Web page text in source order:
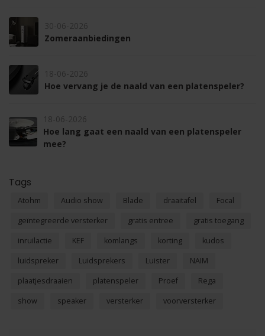
30-06-2026
Zomeraanbiedingen
18-06-2026
Hoe vervang je de naald van een platenspeler?
18-06-2026
Hoe lang gaat een naald van een platenspeler
mee?
Tags
Atohm Audio show Blade draaitafel
Focal
geïntegreerde versterker
gratis entree
gratis toegang
inruilactie
KEF komlangs korting
kudos
luidspreker
Luidsprekers Luister
NAIM
plaatjesdraaien
platenspeler Proef
Rega
show
speaker versterker voorversterker